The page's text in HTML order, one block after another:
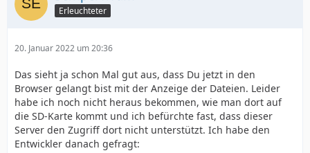
Erleuchteter
20. Januar 2022 um 20:36
Das sieht ja schon Mal gut aus, dass Du jetzt in den
Browser gelangt bist mit der Anzeige der Dateien. Leider
habe ich noch nicht heraus bekommen, wie man dort auf
die SD-Karte kommt und ich befürchte fast, dass dieser
Server den Zugriff dort nicht unterstützt. Ich habe den
Entwickler danach gefragt: